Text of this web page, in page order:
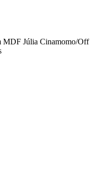
MDF Júlia Cinamomo/Off